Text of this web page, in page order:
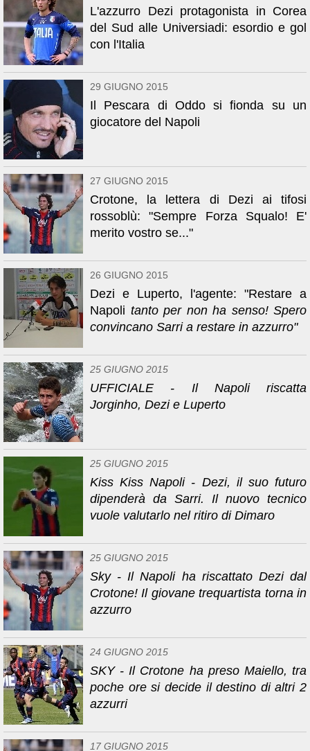
L'azzurro Dezi protagonista in Corea
del Sud alle Universiadi: esordio e gol
con l'Italia
29 GIUGNO 2015
Il Pescara di Oddo si fionda su un
giocatore del Napoli
27 GIUGNO 2015
Crotone, la lettera di Dezi ai tifosi
rossoblù: "Sempre Forza Squalo! E'
merito vostro se..."
26 GIUGNO 2015
Dezi e Luperto, l'agente: "Restare a
Napoli tanto pernon ha senso! Spero
convincano Sarri a restare in azzurro"
25 GIUGNO 2015
UFFICIALE - Il Napoli riscatta
Jorginho, Dezi e Luperto
25 GIUGNO 2015
Kiss Kiss Napoli - Dezi, il suo futuro
dipenderà da Sarri. Il nuovo tecnico
vuole valutarlo nel ritiro di Dimaro
25 GIUGNO 2015
Sky - Il Napoli ha riscattato Dezi dal
Crotone! Il giovane trequartista torna in
azzurro
24 GIUGNO 2015
SKY - Il Crotone ha preso Maiello, tra
poche ore si decide il destino di altri 2
azzurri
17 GIUGNO 2015